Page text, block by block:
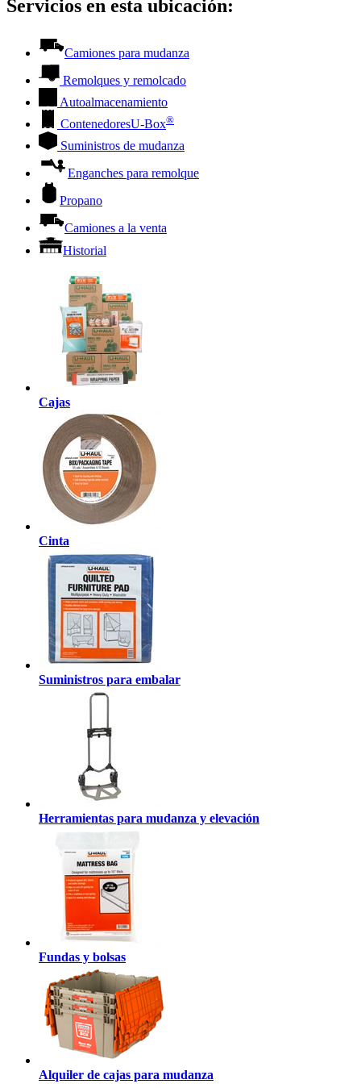
Servicios en esta ubicación:
Camiones para mudanza
Remolques y remolcado
Autoalmacenamiento
ContenedoresU-Box®
Suministros de mudanza
Enganches para remolque
Propano
Camiones a la venta
Historial
Cajas
Cinta
Suministros para embalar
Herramientas para mudanza y elevación
Fundas y bolsas
Alquiler de cajas para mudanza